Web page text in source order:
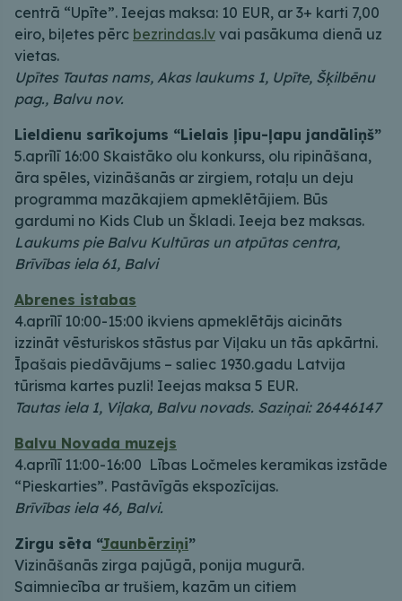
centrā “Upīte”. Ieejas maksa: 10 EUR, ar 3+ karti 7,00
eiro, biļetes pērc bezrindas.lv vai pasākuma dienā uz
vietas.
Upītes Tautas nams, Akas laukums 1, Upīte, Šķilbēnu
pag., Balvu nov.
Lieldienu sarīkojums “Lielais ļipu-ļapu jandāliņš”
5.aprīlī 16:00 Skaistāko olu konkurss, olu ripināšana,
āra spēles, vizināšanās ar zirgiem, rotaļu un deju
programma mazākajiem apmeklētājiem. Būs
gardumi no Kids Club un Škladi. Ieeja bez maksas.
Laukums pie Balvu Kultūras un atpūtas centra,
Brīvības iela 61, Balvi
Abrenes istabas
4.aprīlī 10:00-15:00 ikviens apmeklētājs aicināts
izzināt vēsturiskos stāstus par Viļaku un tās apkārtni.
Īpašais piedāvājums – saliec 1930.gadu Latvija
tūrisma kartes puzli! Ieejas maksa 5 EUR.
Tautas iela 1, Viļaka, Balvu novads. Saziņai: 26446147
Balvu Novada muzejs
4.aprīlī 11:00-16:00 Lības Ločmeles keramikas izstāde
“Pieskarties”. Pastāvīgās ekspozīcijas.
Brīvības iela 46, Balvi.
Zirgu sēta “Jaunbērziņi”
Vizināšanās zirga pajūgā, ponija mugurā.
Saimniecība ar trušiem, kazām un citiem